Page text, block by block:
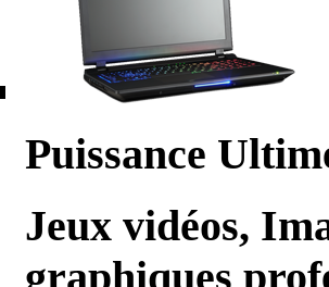
Puissance
Jeux vidéos,
graphiques